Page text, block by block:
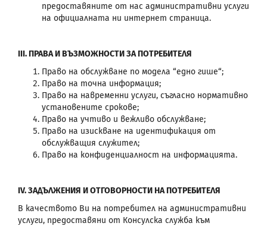
предоставяните от нас административни услуги
на официалната ни интернет страница.
III. ПРАВА И ВЪЗМОЖНОСТИ ЗА ПОТРЕБИТЕЛЯ
Право на обслужване по модела “едно гише“;
Право на точна информация;
Право на навременни услуги, съгласно нормативно
установените срокове;
Право на учтиво и вежливо обслужване;
Право на изискване на идентификация от
обслужващия служител;
Право на конфиденциалност на информацията.
IV. ЗАДЪЛЖЕНИЯ И ОТГОВОРНОСТИ НА ПОТРЕБИТЕЛЯ
В качеството Ви на потребител на административни
услуги, предоставяни от Консулска служба към